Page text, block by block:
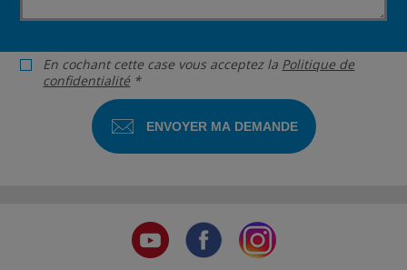
En cochant cette case vous acceptez la Politique de
confidentialité*